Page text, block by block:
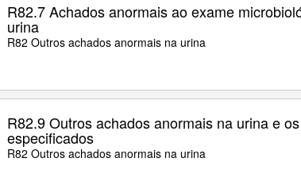
R82.7 Achados anormais ao exame
urina
R82 Outros achados anormais na urina
R82.9 Outros achados anormais na urina e
especificados
R82 Outros achados anormais na urina